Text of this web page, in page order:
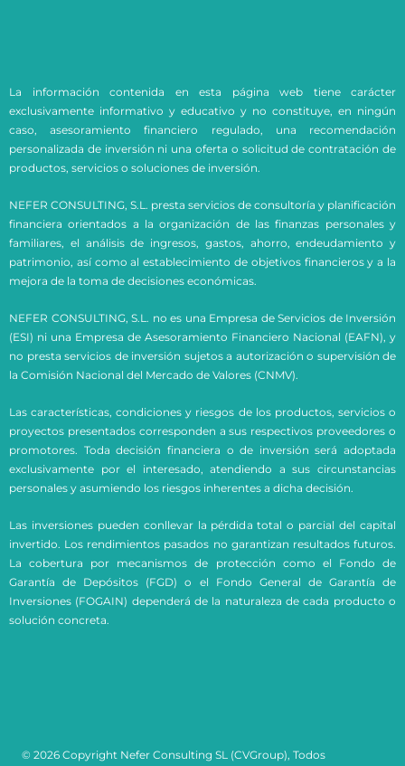
La información contenida en esta página web tiene carácter
exclusivamente informativo y educativo y no constituye, en ningún
caso, asesoramiento financiero regulado, una recomendación
personalizada de inversión ni una oferta o solicitud de contratación de
productos, servicios o soluciones de inversión.
NEFER CONSULTING, S.L. presta servicios de consultoría y planificación
financiera orientados a la organización de las finanzas personales y
familiares, el análisis de ingresos, gastos, ahorro, endeudamiento y
patrimonio, así como al establecimiento de objetivos financieros y a la
mejora de la toma de decisiones económicas.
NEFER CONSULTING, S.L. no es una Empresa de Servicios de Inversión
(ESI) ni una Empresa de Asesoramiento Financiero Nacional (EAFN), y
no presta servicios de inversión sujetos a autorización o supervisión de
la Comisión Nacional del Mercado de Valores (CNMV).
Las características, condiciones y riesgos de los productos, servicios o
proyectos presentados corresponden a sus respectivos proveedores o
promotores. Toda decisión financiera o de inversión será adoptada
exclusivamente por el interesado, atendiendo a sus circunstancias
personales y asumiendo los riesgos inherentes a dicha decisión.
Las inversiones pueden conllevar la pérdida total o parcial del capital
invertido. Los rendimientos pasados no garantizan resultados futuros.
La cobertura por mecanismos de protección como el Fondo de
Garantía de Depósitos (FGD) o el Fondo General de Garantía de
Inversiones (FOGAIN) dependerá de la naturaleza de cada producto o
solución concreta.
© 2026 Copyright Nefer Consulting SL (CVGroup), Todos